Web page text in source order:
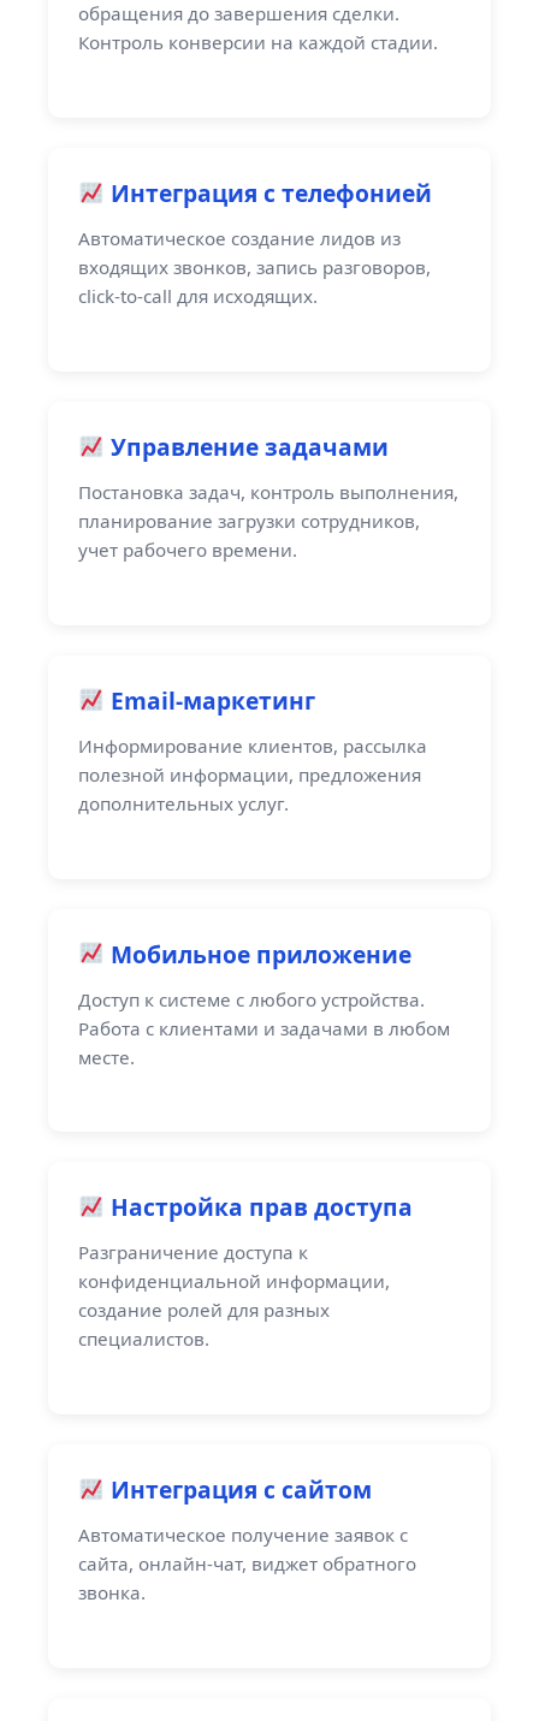
обращения до завершения сделки.
Контроль конверсии на каждой стадии.
Интеграция с телефонией
Автоматическое создание лидов из
входящих звонков, запись разговоров,
click-to-call для исходящих.
Управление задачами
Постановка задач, контроль выполнения,
планирование загрузки сотрудников,
учет рабочего времени.
Email-маркетинг
Информирование клиентов, рассылка
полезной информации, предложения
дополнительных услуг.
Мобильное приложение
Доступ к системе с любого устройства.
Работа с клиентами и задачами в любом
месте.
Настройка прав доступа
Разграничение доступа к
конфиденциальной информации,
создание ролей для разных
специалистов.
Интеграция с сайтом
Автоматическое получение заявок с
сайта, онлайн-чат, виджет обратного
звонка.